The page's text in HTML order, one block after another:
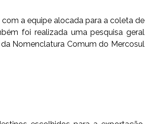
a equipe alocada para a coleta de
foi realizada uma pesquisa geral
Nomenclatura Comum do Mercosul